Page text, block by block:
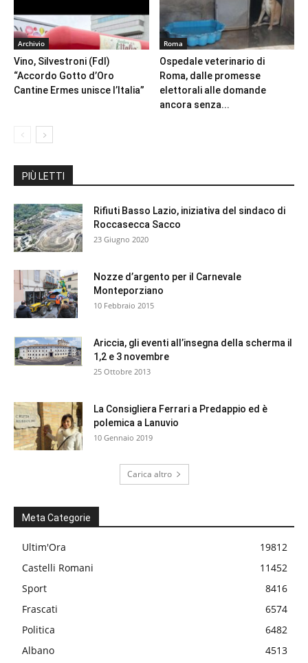
Archivio
Vino, Silvestroni (FdI)
“Accordo Gotto d’Oro
Cantine Ermes unisce l’Italia”
Roma
Ospedale veterinario di
Roma, dalle promesse
elettorali alle domande
ancora senza...
PIÙ LETTI
Rifiuti Basso Lazio, iniziativa del sindaco di
Roccasecca Sacco
23 Giugno 2020
Nozze d’argento per il Carnevale
Monteporziano
10 Febbraio 2015
Ariccia, gli eventi all’insegna della scherma il
1,2 e 3 novembre
25 Ottobre 2013
La Consigliera Ferrari a Predappio ed è
polemica a Lanuvio
10 Gennaio 2019
Carica altro
Meta Categorie
Ultim'Ora
19812
Castelli Romani
11452
Sport
8416
Frascati
6574
Politica
6482
Albano
4513